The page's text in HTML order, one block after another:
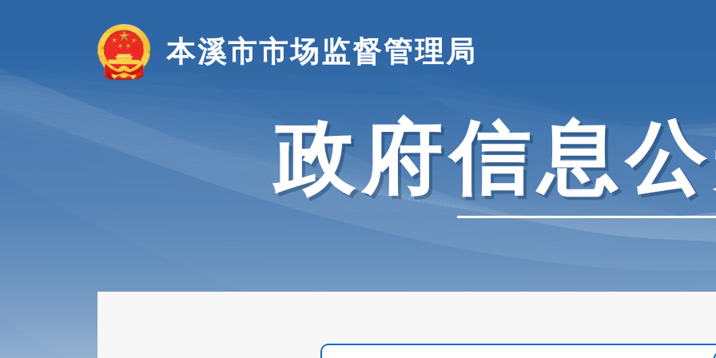
本溪市市场监督管理局
政府信息